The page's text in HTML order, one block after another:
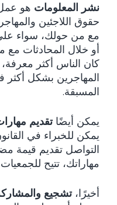
نشر المعلومات هو
حقوق اللاجئين
مع من حولك، سواء
أو خلال المحادثات
كان الناس أكثر
المهاجرين بشكل أكثر
المسبقة.
يمكن أيضًاتقديم
يمكن للخبراء في
التواصل تقديم قيمة
مهاراتك، تتيح
أخيرًا،تشجيع